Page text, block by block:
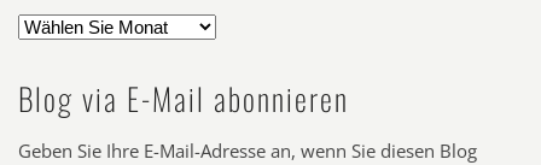
Blog via E-Mail abonnieren
Geben Sie Ihre E-Mail-Adresse an, wenn Sie diesen Blog